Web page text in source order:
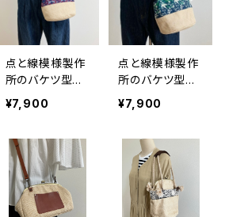
点と線模様製作
所のバケツ型が
ま口バッグ(S)バ
ード/ワイン
¥7,900
点と線模様製作
所のバケツ型が
ま口バッグ(S)バ
ード/ブルーグリ
¥7,900